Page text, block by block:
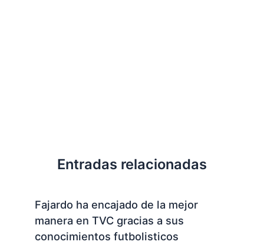
Entradas relacionadas
Fajardo ha encajado de la mejor
manera en TVC gracias a sus
conocimientos futbolisticos